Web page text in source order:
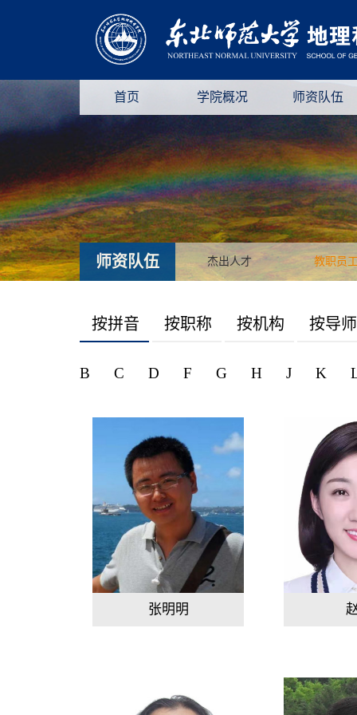
首页 学院概况 师资队伍
师资队伍 杰出人才 教职员
按拼音 按职称 按机构 按导师
B C D F G H J K
张明明